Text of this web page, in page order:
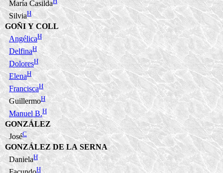
María Casilda
SilviaH
GOÑI Y COLL
AngélicaH
DelfinaH
DoloresH
ElenaH
FranciscaH
GuillermoH
Manuel B.H
GONZÁLEZ
JoséC
GONZÁLEZ DE LA SERNA
DanielaH
H